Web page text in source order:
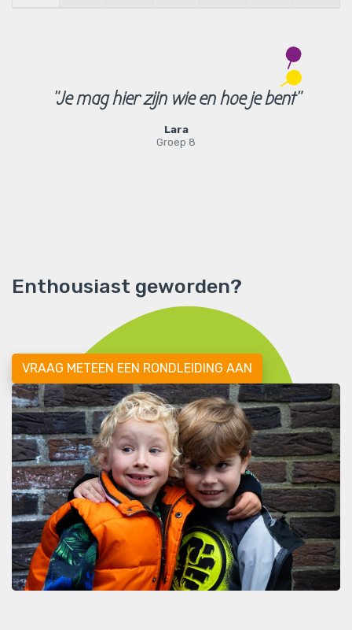
"Je mag hier zijn wie en hoe je bent"
Lara
Groep 8
Enthousiast geworden?
VRAAG METEEN EEN RONDLEIDING AAN